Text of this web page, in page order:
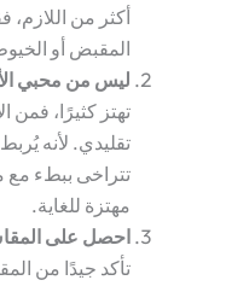
أكثر من اللازم،
المقبض أو
ليس من محبي
تهتز كثيرًا،
تقليدي. لأنه يُربط
تتراخى ببطء مع
مهتزة للغاية.
احصل على
تأكد جيدًا من